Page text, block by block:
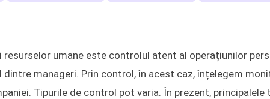
umane este controlul atent al operațiunilor
manageri. Prin control, în acest caz, înțelegem
Tipurile de control pot varia. În prezent, principalele